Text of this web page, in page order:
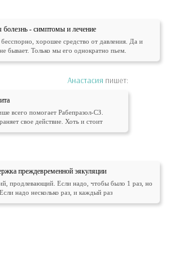
болезнь - симптомы и лечение
хорошее средство от давления. Да и
бывает. Только мы его однократно пьем.
Анастасия пишет:
всего помогает Рабепразол-СЗ.
свое действие. Хоть и стоит
преждевременной эякуляции
продлевающий. Если надо, чтобы было 1 раз, но
надо несколько раз, и каждый раз